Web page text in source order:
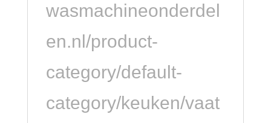
wasmachineonderdel
en.nl/product-
category/default-
category/keuken/vaat